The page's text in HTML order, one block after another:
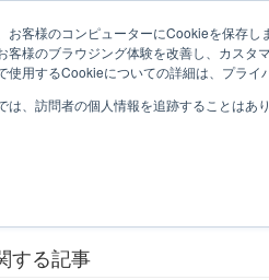
お客様のコンピューターにCookieを保存
客様のブラウジング体験を改善し、カス
使用するCookieについての詳細は、プライ
は、訪問者の個人情報を追跡することは
する記事